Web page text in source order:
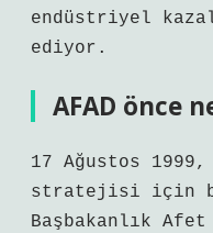
endüstriyel
ediyor.
AFAD önce
17 Ağustos
stratejisi için
Başbakanlık